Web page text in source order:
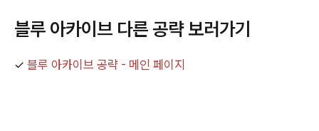
블루 아카이브 다른 공략 보러가기
✓ 블루 아카이브 공략 - 메인 페이지